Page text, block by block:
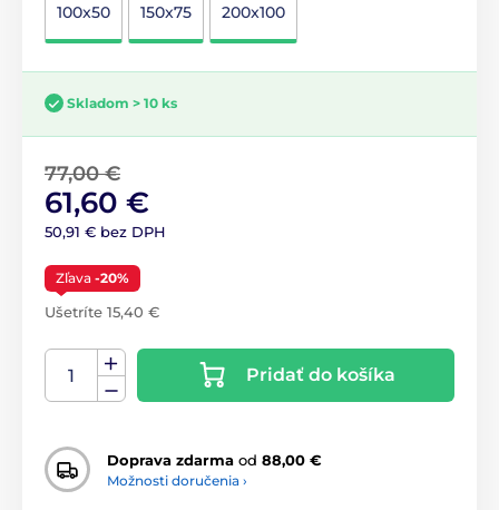
100x50 150x75 200x100
Skladom > 10 ks
77,00 €
61,60 €
50,91 € bez DPH
Zľava -20%
Ušetríte 15,40 €
Pridať do košíka
Doprava zdarma od 88,00 €
Možnosti doručenia ›